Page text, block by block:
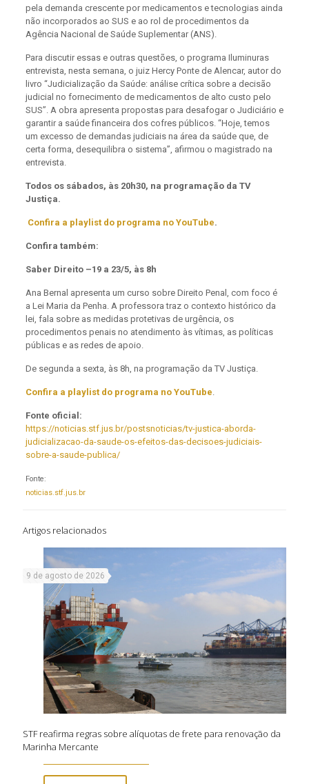
pela demanda crescente por medicamentos e tecnologias ainda
não incorporados ao SUS e ao rol de procedimentos da
Agência Nacional de Saúde Suplementar (ANS).
Para discutir essas e outras questões, o programa Iluminuras
entrevista, nesta semana, o juiz Hercy Ponte de Alencar, autor do
livro “Judicialização da Saúde: análise crítica sobre a decisão
judicial no fornecimento de medicamentos de alto custo pelo
SUS”. A obra apresenta propostas para desafogar o Judiciário e
garantir a saúde financeira dos cofres públicos. “Hoje, temos
um excesso de demandas judiciais na área da saúde que, de
certa forma, desequilibra o sistema”, afirmou o magistrado na
entrevista.
Todos os sábados, às 20h30, na programação da TV
Justiça.
Confira a playlist do programa no YouTube.
Confira também:
Saber Direito –19 a 23/5, às 8h
Ana Bernal apresenta um curso sobre Direito Penal, com foco é
a Lei Maria da Penha. A professora traz o contexto histórico da
lei, fala sobre as medidas protetivas de urgência, os
procedimentos penais no atendimento às vítimas, as políticas
públicas e as redes de apoio.
De segunda a sexta, às 8h, na programação da TV Justiça.
Confira a playlist do programa no YouTube
Fonte oficial:
https://noticias.stf.jus.br/postsnoticias/tv-justica-aborda-
judicializacao-da-saude-os-efeitos-das-decisoes-judiciais-
sobre-a-saude-publica/
Fonte:
noticias.stf.jus.br
Artigos relacionados
9 de agosto de 2026
STF reafirma regras sobre alíquotas de frete para renovação da
Marinha Mercante